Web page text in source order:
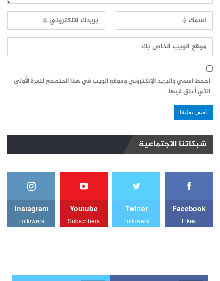
احفظ اسمي والبريد الإلكتروني وموقع الويب في هذا المتصفح للمرة الأولى
التي أعلق فيها.
شبكاتنا الاجتماعية
Facebook
Likes
Twitter
Followers
Youtube
Subscribers
Instagram
Followers